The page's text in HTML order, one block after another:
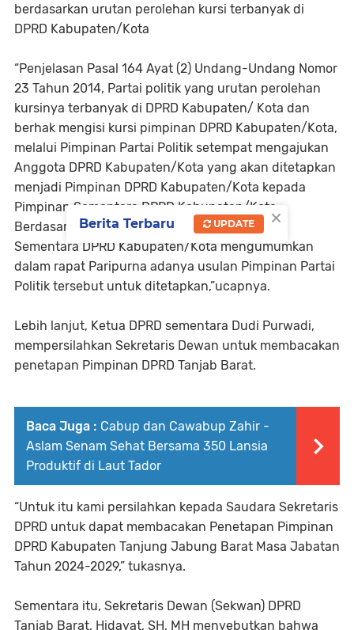
berdasarkan urutan perolehan kursi terbanyak di
DPRD Kabupaten/Kota
“Penjelasan Pasal 164 Ayat (2) Undang-Undang Nomor
23 Tahun 2014, Partai politik yang urutan perolehan
kursinya terbanyak di DPRD Kabupaten/ Kota dan
berhak mengisi kursi pimpinan DPRD Kabupaten/Kota,
melalui Pimpinan Partai Politik setempat mengajukan
Anggota DPRD Kabupaten/Kota yang akan ditetapkan
menjadi Pimpinan DPRD Kabupaten/Kota kepada
Pimpinan Sementara DPRD Kabupaten/Kota
Berdasarkan pengajuan tersebut, Pimpinan
Sementara DPRD Kabupaten/Kota mengumumkan
dalam rapat Paripurna adanya usulan Pimpinan Partai
Politik tersebut untuk ditetapkan,”ucapnya.
Lebih lanjut, Ketua DPRD sementara Dudi Purwadi,
mempersilahkan Sekretaris Dewan untuk membacakan
penetapan Pimpinan DPRD Tanjab Barat.
Baca Juga : Cabup dan Cawabup Zahir -
Aslam Senam Sehat Bersama 350 Lansia
Produktif di Laut Tador
“Untuk itu kami persilahkan kepada Saudara Sekretaris
DPRD untuk dapat membacakan Penetapan Pimpinan
DPRD Kabupaten Tanjung Jabung Barat Masa Jabatan
Tahun 2024-2029,” tukasnya.
Sementara itu, Sekretaris Dewan (Sekwan) DPRD
Tanjab Barat, Hidayat, SH, MH menyebutkan bahwa
×
Berita Terbaru UPDATE